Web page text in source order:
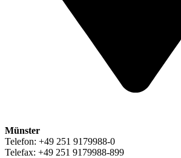
Münster
Telefon: +49 251 9179988-0
Telefax: +49 251 9179988-899